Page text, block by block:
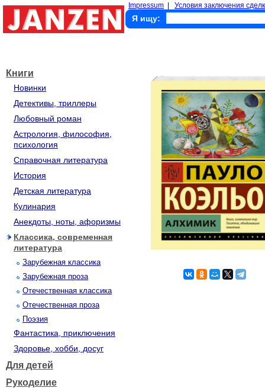
Impressum Условия заключения
Я ищу:
Книги
Новинки
Детективы, триллеры
Любовный роман
Астрология, философия,
психология
Справочная литература
История
Детская литература
Кулинария
Анекдоты, ноты, афоризмы
Классика, современная
литература
Зарубежная классика
Зарубежная проза
Отечественная классика
Отечественная проза
Поэзия
Фантастика, приключения
Здоровье, хобби, досуг
Для детей
Рукоделие